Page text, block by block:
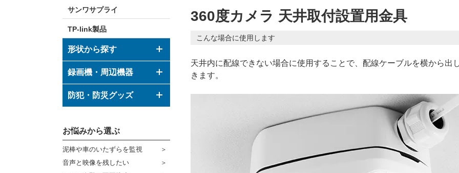
サンワサプライ
TP-link製品
形状から探す
ドーム型カメラ
ボックス型カメラ
その他形状のカメラ
録画機・周辺機器
デジタルレコーダー
ハウジング
ブラケット
防犯・防災グッズ
防災グッズ
お悩みから選ぶ
泥棒や車のいたずらを監視
音声と映像を残したい
360度カメラ 天井取付設置用金具
こんな場合に使用します
天井内に配線できない場合に使用することで、配線ケーブルを横から出
きます。